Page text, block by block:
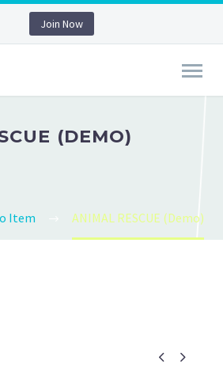
Join Now
(DEMO)
Item ANIMAL RESCUE (Demo)
 